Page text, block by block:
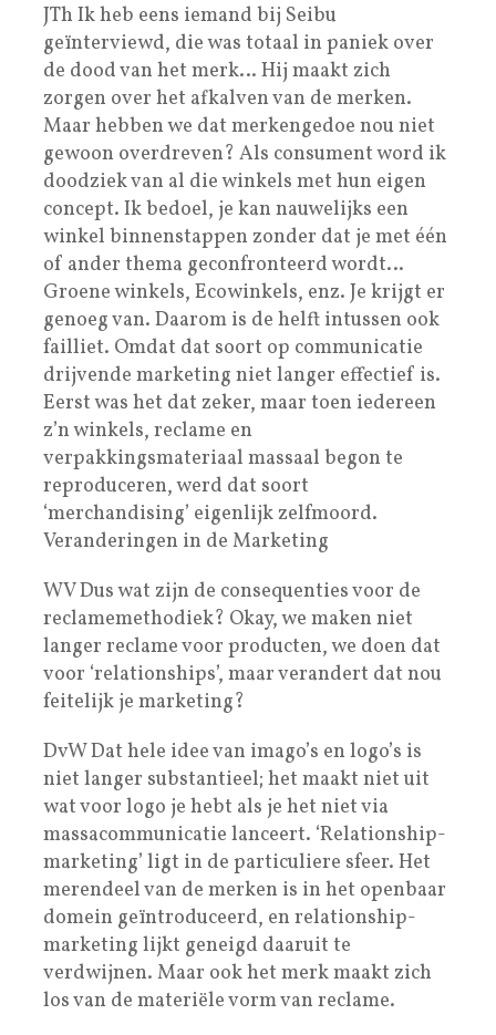
JTh Ik heb eens iemand bij Seibu
geïnterviewd, die was totaal in paniek over
de dood van het merk… Hij maakt zich
zorgen over het afkalven van de merken.
Maar hebben we dat merkengedoe nou niet
gewoon overdreven? Als consument word ik
doodziek van al die winkels met hun eigen
concept. Ik bedoel, je kan nauwelijks een
winkel binnenstappen zonder dat je met één
of ander thema geconfronteerd wordt…
Groene winkels, Ecowinkels, enz. Je krijgt er
genoeg van. Daarom is de helft intussen ook
failliet. Omdat dat soort op communicatie
drijvende marketing niet langer effectief is.
Eerst was het dat zeker, maar toen iedereen
z’n winkels, reclame en
verpakkingsmateriaal massaal begon te
reproduceren, werd dat soort
‘merchandising’ eigenlijk zelfmoord.
Veranderingen in de Marketing
WV Dus wat zijn de consequenties voor de
reclamemethodiek? Okay, we maken niet
langer reclame voor producten, we doen dat
voor ‘relationships’, maar verandert dat nou
feitelijk je marketing?
DvW Dat hele idee van imago’s en logo’s is
niet langer substantieel; het maakt niet uit
wat voor logo je hebt als je het niet via
massacommunicatie lanceert. ‘Relationship-
marketing’ ligt in de particuliere sfeer. Het
merendeel van de merken is in het openbaar
domein geïntroduceerd, en relationship-
marketing lijkt geneigd daaruit te
verdwijnen. Maar ook het merk maakt zich
los van de materiële vorm van reclame.